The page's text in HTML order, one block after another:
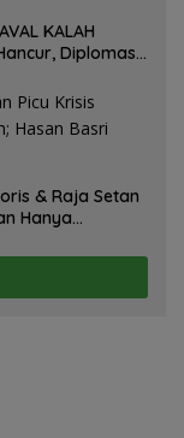
KALAH
Diplomasi
& Raja Setan
Hanya